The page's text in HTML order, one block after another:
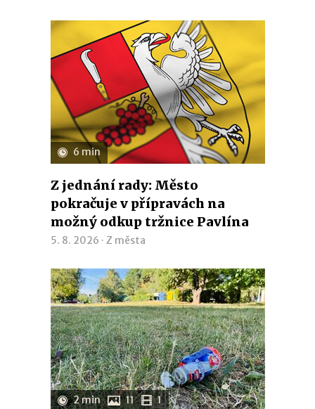
6 min
Z jednání rady: Město
pokračuje v přípravách na
možný odkup tržnice Pavlína
5. 8. 2026 · Z města
2 min 11 1